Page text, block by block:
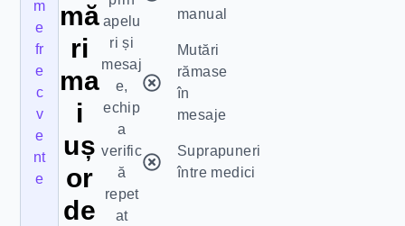
m
e
fr
e
c
v
e
nt
e
mă
ri
ma
i
uș
or
de
apelu
ri și
mesaj
e,
echip
a
verific
ă
repet
at
manual
Mutări
rămase
în
mesaje
Suprapuneri
între medici